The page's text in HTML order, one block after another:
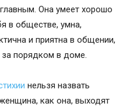
Она умеет хорошо
в обществе, умна,
и приятна в общении,
за порядком в доме.
нельзя назвать
как она, выходят